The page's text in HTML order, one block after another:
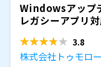
方、手法を解説します。
なく、変化に強いインフ
とが、ベンダー依存を避
る点についても、実務に
します。
・“作るところ／作らな
IT部門・情報システム部
ステムのモダナイズ・マ
・ベンダー依存を減らし
したい方 ・内製化を進め
一歩に迷っている方
株式会社オージス総研（
株式会社オープンソース
マジセミ株式会社（ ）
Windowsアップ
レガシーアプリ
3.8
株式会社トゥモロ